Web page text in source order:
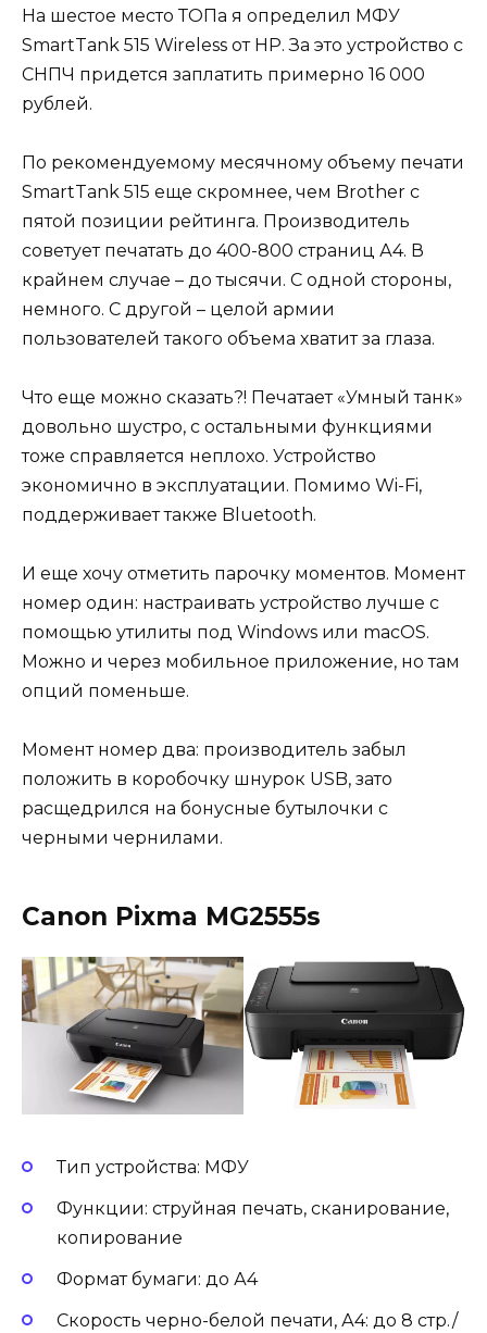
На шестое место ТОПа я определил МФУ
SmartTank 515 Wireless от HP. За это устройство с
СНПЧ придется заплатить примерно 16 000
рублей.
По рекомендуемому месячному объему печати
SmartTank 515 еще скромнее, чем Brother с
пятой позиции рейтинга. Производитель
советует печатать до 400-800 страниц А4. В
крайнем случае – до тысячи. С одной стороны,
немного. С другой – целой армии
пользователей такого объема хватит за глаза.
Что еще можно сказать?! Печатает «Умный танк»
довольно шустро, с остальными функциями
тоже справляется неплохо. Устройство
экономично в эксплуатации. Помимо Wi-Fi,
поддерживает также Bluetooth.
И еще хочу отметить парочку моментов. Момент
номер один: настраивать устройство лучше с
помощью утилиты под Windows или macOS.
Можно и через мобильное приложение, но там
опций поменьше.
Момент номер два: производитель забыл
положить в коробочку шнурок USB, зато
расщедрился на бонусные бутылочки с
черными чернилами.
Canon Pixma MG2555s
Тип устройства: МФУ
Функции: струйная печать, сканирование,
копирование
Формат бумаги: до А4
Скорость черно-белой печати, А4: до 8 стр./